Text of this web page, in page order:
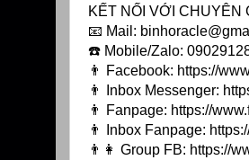
KẾT NỐI VỚI CHUYÊN
📧 Mail:
☎️ Mobile/Zalo:
👨 Facebook: https://
👨 Inbox Messenger:
👨 Fanpage: https://
👨 Inbox Fanpage:
👨👩 Group FB: https://